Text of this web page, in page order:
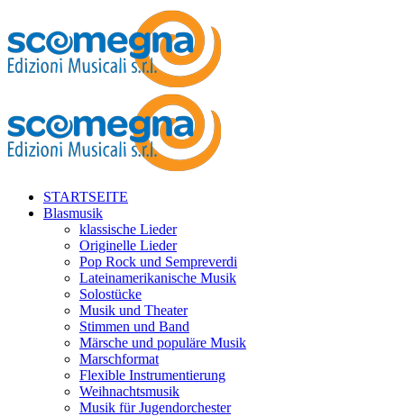
STARTSEITE
Blasmusik
klassische Lieder
Originelle Lieder
Pop Rock und Sempreverdi
Lateinamerikanische Musik
Solostücke
Musik und Theater
Stimmen und Band
Märsche und populäre Musik
Marschformat
Flexible Instrumentierung
Weihnachtsmusik
Musik für Jugendorchester